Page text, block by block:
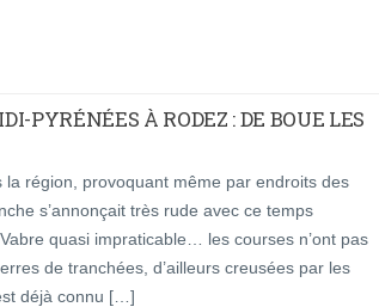
PYRÉNÉES À RODEZ : DE BOUE LES
région, provoquant même par endroits des
s’annonçait très rude avec ce temps
quasi impraticable… les courses n’ont pas
de tranchées, d’ailleurs creusées par les
déjà connu […]